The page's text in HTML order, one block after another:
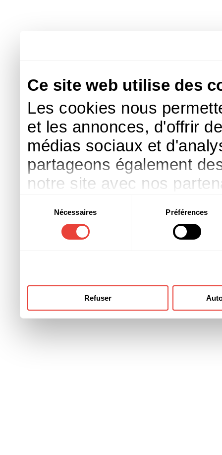
Ce site web utilise des
Les cookies nous
et les annonces, d'offrir
médias sociaux et
partageons également
notre site avec nos
d'autres informations
ont collectées lors de
consentement
Nécessaires Préférences
Refuser